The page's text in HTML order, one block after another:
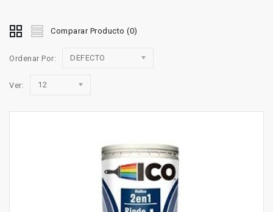
Comparar Producto (0)
Ordenar Por: DEFECTO
Ver: 12